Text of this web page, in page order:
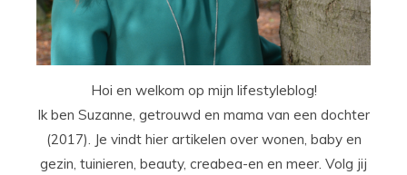
Hoi en welkom op mijn lifestyleblog!
Ik ben Suzanne, getrouwd en mama van een dochter
(2017). Je vindt hier artikelen over wonen, baby en
gezin, tuinieren, beauty, creabea-en en meer. Volg jij